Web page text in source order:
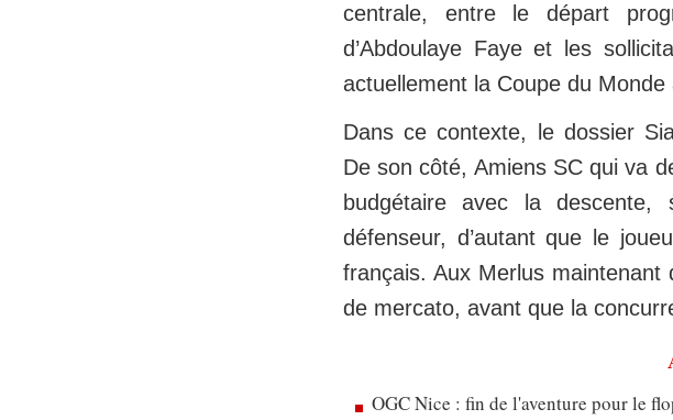
centrale, entre le départ
d’Abdoulaye Faye et les
actuellement la Coupe du
Dans ce contexte, le dossier
De son côté, Amiens SC qui va
budgétaire avec la
défenseur, d’autant que le
français. Aux Merlus
de mercato, avant que la
OGC Nice : fin de l'aventure pour le